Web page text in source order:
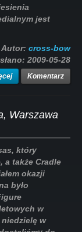
jest
Autor: cross-bow
2009-05-28
Komentarz
Warszawa
który
a także Cradle
okazji
było
w
w